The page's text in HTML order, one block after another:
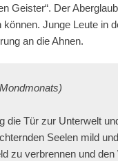
Geister“. Der
Junge Leute in
an die Ahnen.
die Tür zur Unterwelt
Seelen mild
zu verbrennen und